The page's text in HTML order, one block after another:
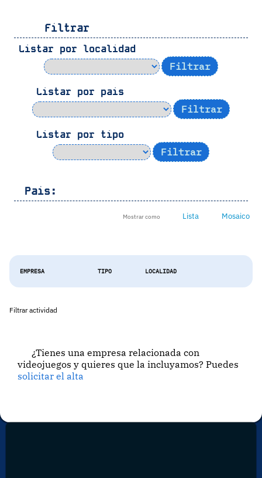
Filtrar
Listar por localidad
Listar por pais
Listar por tipo
Pais:
Mostrar como Lista Mosaico
EMPRESA TIPO LOCALIDAD
Filtrar actividad
¿Tienes una empresa relacionada con
videojuegos y quieres que la incluyamos? Puedes
solicitar el alta